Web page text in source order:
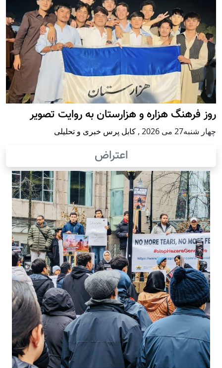
روز فرهنگ هزاره و هزارستان به روایت تصویر
چهار شنبه27 می 2026 , کابل پرس خبری و تحلیلی
اعتراض